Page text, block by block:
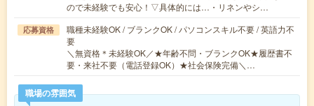
ので未経験でも安心！▽具体的には…・リネンやシ…
応募資格
職種未経験OK / ブランクOK / パソコンスキル不要 / 英語力不
要
＼無資格＊未経験OK／★年齢不問・ブランクOK★履歴書不
要・来社不要（電話登録OK）★社会保険完備＼…
職場の雰囲気